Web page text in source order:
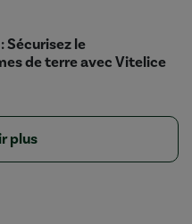
Sécurisez le
de terre avec Vitelice
plus